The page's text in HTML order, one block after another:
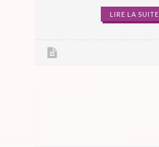
LIRE LA SUITE